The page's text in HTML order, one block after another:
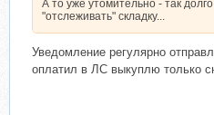
А то уже утомительно - так долго
"отслеживать" складку...
Уведомление регулярно
оплатил в ЛС выкуплю только